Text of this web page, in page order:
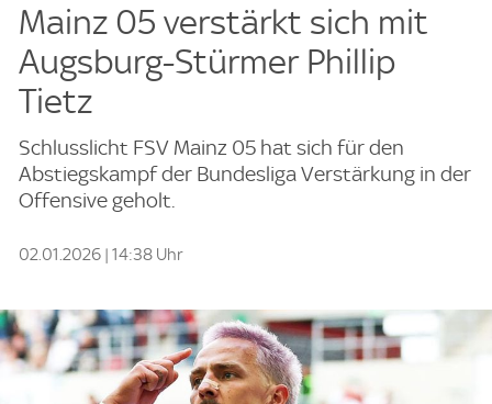
Mainz 05 verstärkt sich mit
Augsburg-Stürmer Phillip
Tietz
Schlusslicht FSV Mainz 05 hat sich für den
Abstiegskampf der Bundesliga Verstärkung in der
Offensive geholt.
02.01.2026 | 14:38 Uhr